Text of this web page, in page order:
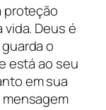
proteção
Deus é
o
está ao seu
em sua